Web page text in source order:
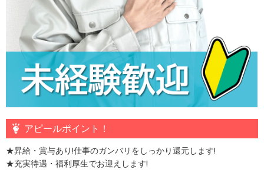
アピールポイント！
★昇給・賞与あり!仕事のガンバリをしっかり還元します!
★充実待遇・福利厚生でお迎えします!